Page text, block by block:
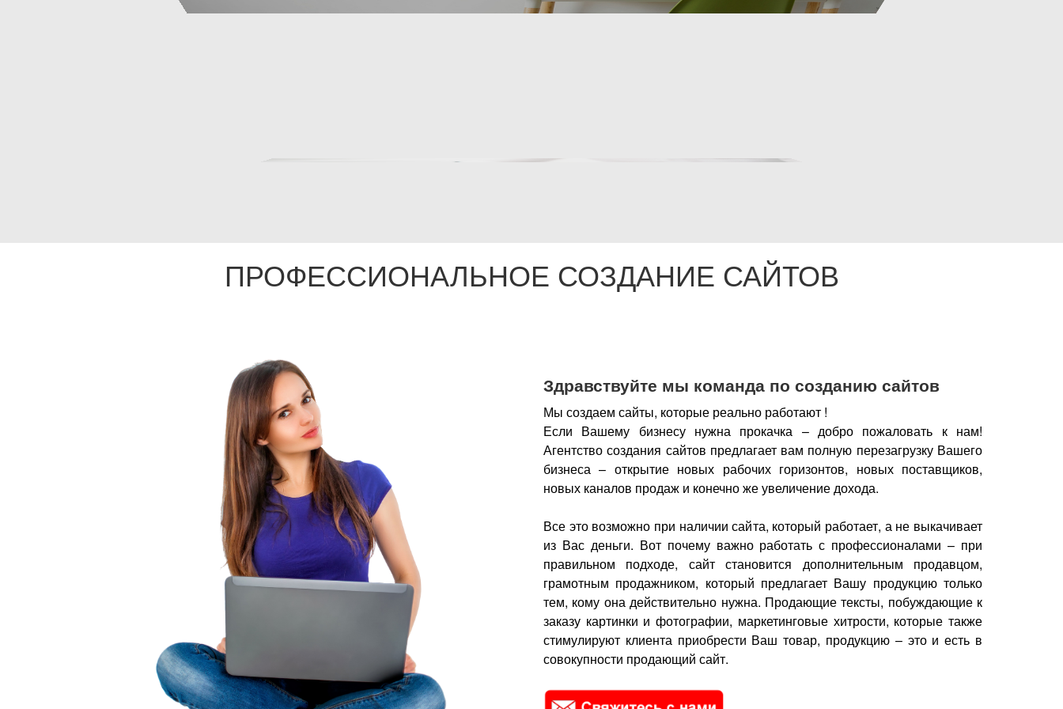
ПРОФЕССИОНАЛЬНОЕ СОЗДАНИЕ САЙТОВ
Здравствуйте мы команда по созданию сайтов
Мы создаем сайты, которые реально работают !
Если Вашему бизнесу нужна прокачка – добро пожаловать к нам!
Агентство создания сайтов предлагает вам полную перезагрузку Вашего
бизнеса – открытие новых рабочих горизонтов, новых поставщиков,
новых каналов продаж и конечно же увеличение дохода.
Все это возможно при наличии сайта, который работает, а не выкачивает
из Вас деньги. Вот почему важно работать с профессионалами – при
правильном подходе, сайт становится дополнительным продавцом,
грамотным продажником, который предлагает Вашу продукцию только
тем, кому она действительно нужна. Продающие тексты, побуждающие к
заказу картинки и фотографии, маркетинговые хитрости, которые также
стимулируют клиента приобрести Ваш товар, продукцию – это и есть в
совокупности продающий сайт.